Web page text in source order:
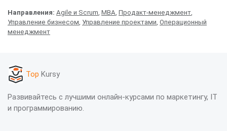
Направления: Agile и Scrum MBA Продакт-менеджмент
Управление бизнесом Управление проектами Операционный
менеджмент
Top Kursy
Развивайтесь с лучшими онлайн-курсами по маркетингу, IT
и программированию.